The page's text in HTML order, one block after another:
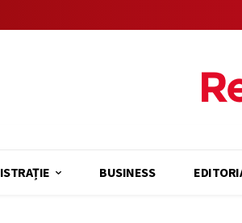
BUSINESS